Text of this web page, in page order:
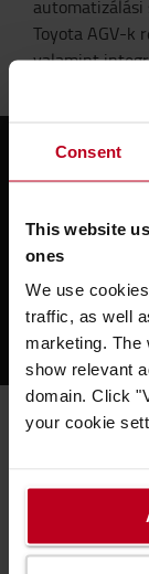
Consent
This website
ones
We use
traffic, as well
marketing. The
show relevant
domain. Click
your cookie
automatizálási
Toyota AGV-k
valamint
Please
A